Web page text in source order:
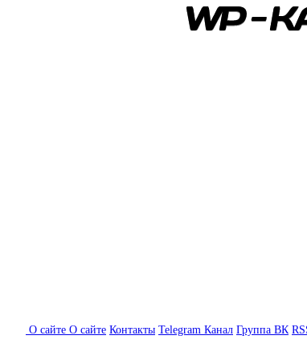
О сайте О сайте Контакты Telegram Канал Группа ВК